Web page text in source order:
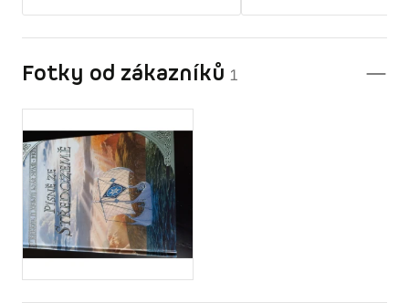
Fotky od zákazníků 1